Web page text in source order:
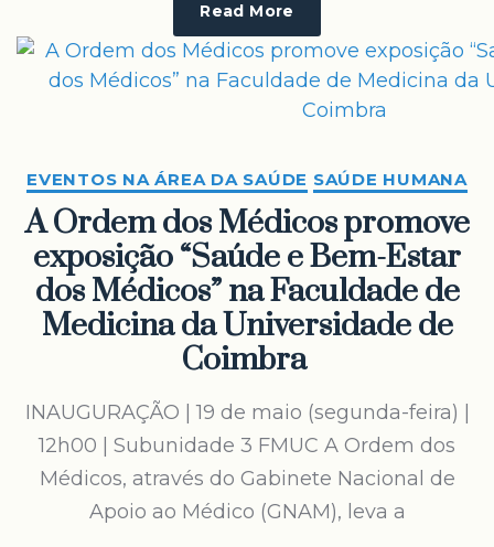
Read More
EVENTOS NA ÁREA DA SAÚDE SAÚDE HUMANA
A Ordem dos Médicos promove
exposição “Saúde e Bem-Estar
dos Médicos” na Faculdade de
Medicina da Universidade de
Coimbra
INAUGURAÇÃO | 19 de maio (segunda-feira) |
12h00 | Subunidade 3 FMUC A Ordem dos
Médicos, através do Gabinete Nacional de
Apoio ao Médico (GNAM), leva a